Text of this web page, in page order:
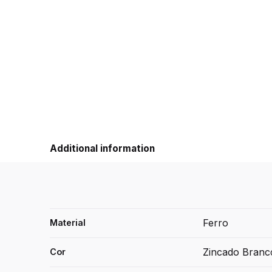
Additional information
Material Ferro
Cor Zincado